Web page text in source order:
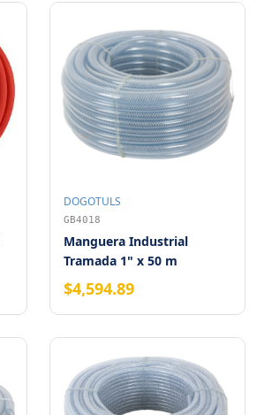
DOGOTULS
GB4018
Manguera Industrial
Tramada 1" x 50 m
$4,594.89